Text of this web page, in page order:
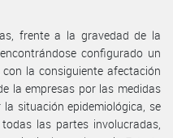
frente a la gravedad de la
configurado un
la consiguiente afectación
la empresas por las medidas
situación epidemiológica, se
las partes involucradas,